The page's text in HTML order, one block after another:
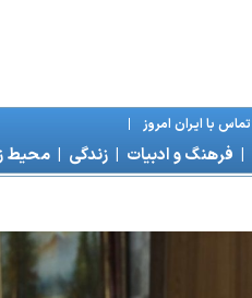
تماس با ايران امروز |
| فرهنگ و ادبيات | زندگی | محیط